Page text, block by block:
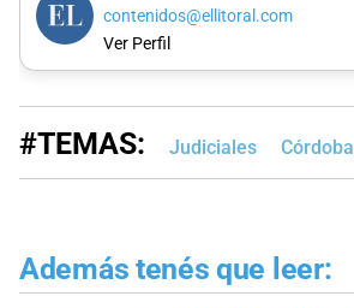
contenidos@ellitoral.com
Ver Perfil
#TEMAS: Judiciales Córdoba
Además tenés que leer: